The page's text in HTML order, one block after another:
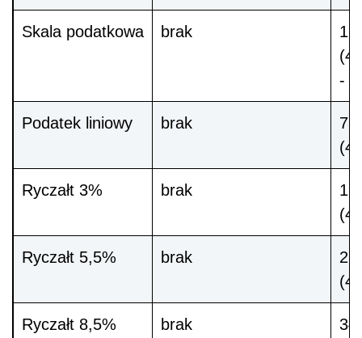
Skala podatkowa brak
-
Podatek liniowy brak
Ryczałt 3% brak
Ryczałt 5,5% brak
Ryczałt 8,5% brak